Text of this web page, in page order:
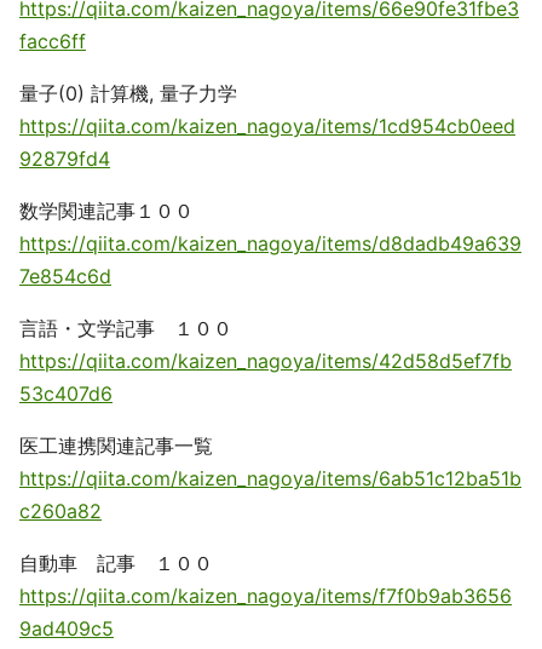
https://qiita.com/kaizen_nagoya/items/66e90fe31fbe3
facc6ff
量子(0) 計算機, 量子力学
https://qiita.com/kaizen_nagoya/items/1cd954cb0eed
92879fd4
数学関連記事１００
https://qiita.com/kaizen_nagoya/items/d8dadb49a639
7e854c6d
言語・文学記事 １００
https://qiita.com/kaizen_nagoya/items/42d58d5ef7fb
53c407d6
医工連携関連記事一覧
https://qiita.com/kaizen_nagoya/items/6ab51c12ba51b
c260a82
自動車 記事 １００
https://qiita.com/kaizen_nagoya/items/f7f0b9ab3656
9ad409c5